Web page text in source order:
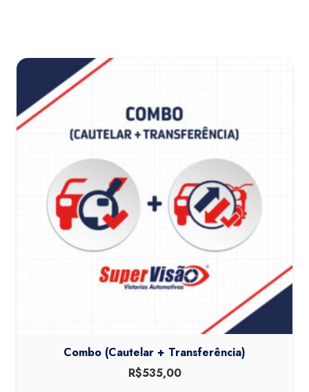
Combo (Cautelar + Transferência)
R$535,00